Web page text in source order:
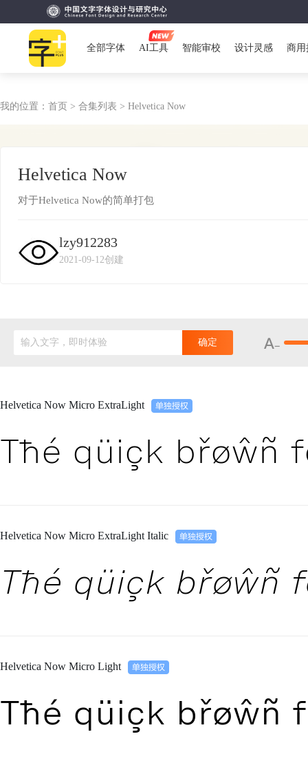
全部字体 AI工具 智能审校 设计灵感 商用
我的位置： 首页 > 合集列表 > Helvetica Now
Helvetica Now
对于Helvetica Now的简单打包
lzy912283
2021-09-12创建
输入文字，即时体验 确定
Helvetica Now Micro ExtraLight
Tħé qüiçk břøŵñ
Helvetica Now Micro ExtraLight Italic
Tħé qüiçk břøŵñ
Helvetica Now Micro Light
Tħé qüiçk břøŵñ